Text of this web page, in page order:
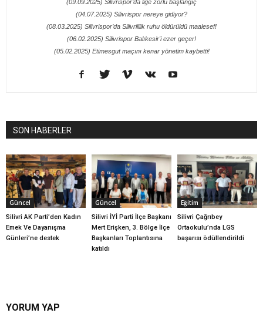
(09.09.2025) Silivrispor’da lige zorlu başlangıç
(04.07.2025) Silivrispor nereye gidiyor?
(08.03.2025) Silivrispor’da Silivrililik ruhu öldürüldü maalesef!
(06.02.2025) Silivrispor Balıkesir'i ezer geçer!
(05.02.2025) Etimesgut maçını kenar yönetim kaybetti!
SON HABERLER
Güncel
Silivri AK Parti’den Kadın
Emek Ve Dayanışma
Günleri’ne destek
Güncel
Silivri İYİ Parti İlçe Başkanı
Mert Erişken, 3. Bölge İlçe
Başkanları Toplantısına
katıldı
Eğitim
Silivri Çağrıbey
Ortaokulu’nda LGS
başarısı ödüllendirildi
YORUM YAP